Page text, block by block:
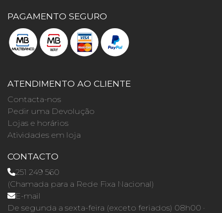
PAGAMENTO SEGURO
ATENDIMENTO AO CLIENTE
Contacta-nos
Pedir uma Devolução
Lojas e horários
Atividades em loja
CONTACTO
251 249 560
(Chamada para a Rede Fixa Nacional)
E-mail
De segunda a sexta-feira (exceto feriados) 08h00 ·